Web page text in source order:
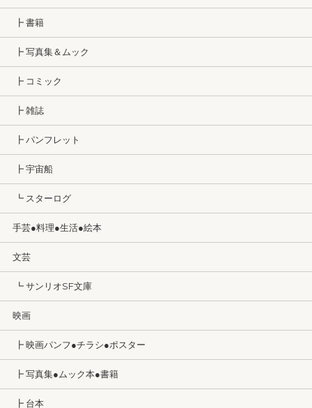
┣ 書籍
┣ 写真集＆ムック
┣ コミック
┣ 雑誌
┣ パンフレット
┣ 宇宙船
┗ スターログ
手芸●料理●生活●絵本
文芸
┗ サンリオSF文庫
映画
┣ 映画パンフ●チラシ●ポスター
┣ 写真集●ムック本●書籍
┣ 台本